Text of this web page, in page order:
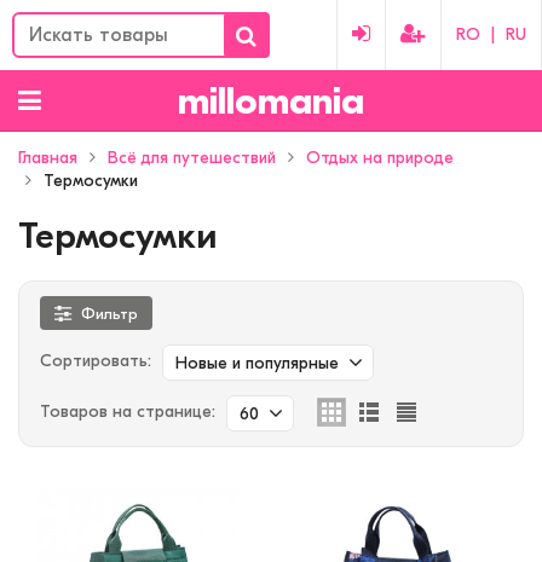
RO RU
millomania
Главная Всё для путешествий
Отдых на природе
Термосумки
Термосумки
Фильтр
Сортировать: Новые и популярные
Товаров на странице: 60